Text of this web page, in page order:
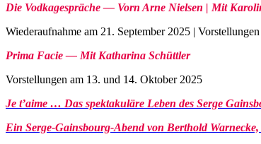
Die Vodkagespräche — Vorn Arne Nielsen | Mit
Wiederaufnahme am 21. September 2025 |
Prima Facie — Mit Katharina Schüttler
Vorstellungen am 13. und 14. Oktober 2025
Je t’aime … Das spektakuläre Leben des Serge
Ein Serge-Gainsbourg-Abend von Berthold